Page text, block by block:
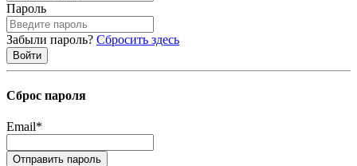
Пароль
Забыли пароль? Сбросить здесь
Сброс пароля
Email*